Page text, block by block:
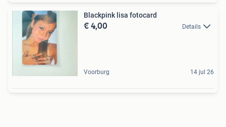
Blackpink lisa fotocard
€ 4,00 Details
Voorburg 14 jul 26